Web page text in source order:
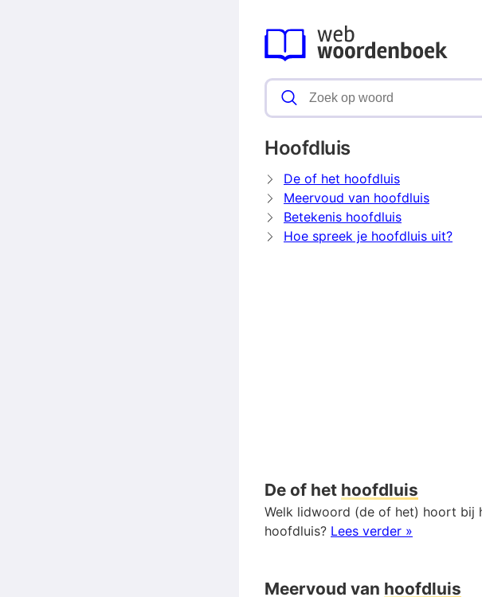
Hoofdluis
De of het hoofdluis
Meervoud van hoofdluis
Betekenis hoofdluis
Hoe spreek je hoofdluis uit?
De of het hoofdluis
Welk lidwoord (de of het) hoort bij
hoofdluis? Lees verder »
Meervoud van hoofdluis